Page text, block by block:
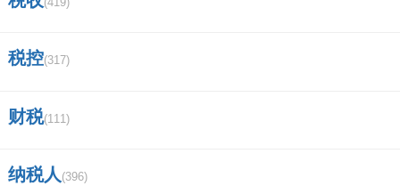
税控(317)
财税(111)
纳税人 (396)